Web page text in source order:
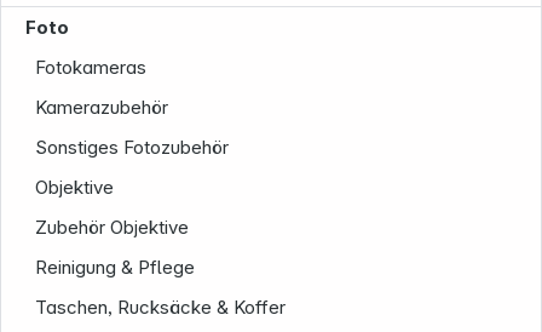
Foto
Fotokameras
Kamerazubehör
Sonstiges Fotozubehör
Objektive
Zubehör Objektive
Reinigung & Pflege
Taschen, Rucksäcke & Koffer